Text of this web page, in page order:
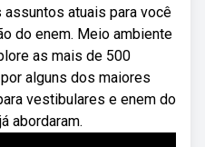
atuais para você
do enem. Meio ambiente
as mais de 500
alguns dos maiores
vestibulares e enem do
abordaram.